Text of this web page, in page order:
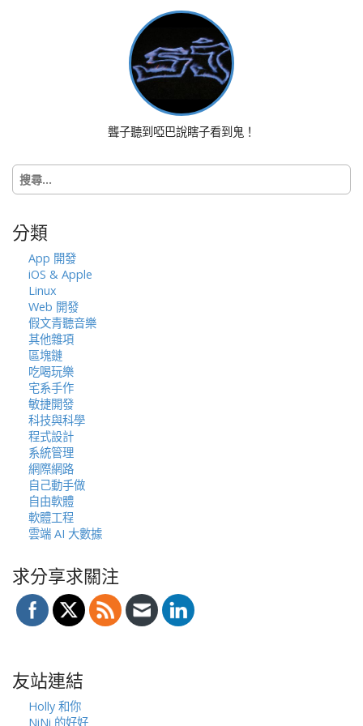
聾子聽到啞巴說瞎子看到鬼！
搜
尋
字:
分類
App 開發
iOS & Apple
Linux
Web 開發
假文青聽音樂
其他雜項
區塊鏈
吃喝玩樂
宅系手作
敏捷開發
科技與科學
程式設計
系統管理
網際網路
自己動手做
自由軟體
軟體工程
雲端 AI 大數據
求分享求關注
友站連結
Holly 和你
NiNi 的好好